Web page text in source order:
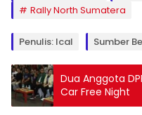
Rally North Sumatera
Penulis: Ical Sumber
Dua Anggota
Car Free Night